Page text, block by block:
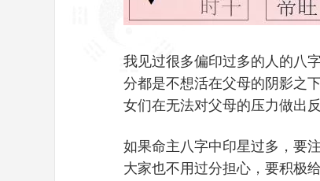
我见过很多偏印过多的人的八
分都是不想活在父母的阴影之
女们在无法对父母的压力做出
如果命主八字中印星过多，要
大家也不用过分担心，要积极